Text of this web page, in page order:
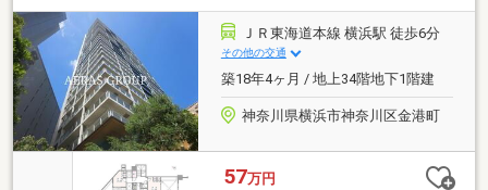
ＪＲ東海道本線 横浜駅 徒歩6分
その他の交通
築18年4ヶ月 / 地上34階地下1階建
神奈川県横浜市神奈川区金港町
57万円